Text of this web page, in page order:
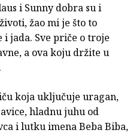
i Sunny dobra su i
žao mi je što to
jada. Sve priče o troje
a ova koju držite u
koja uključuje uragan,
hladnu juhu od
i lutku imena Beba Biba,